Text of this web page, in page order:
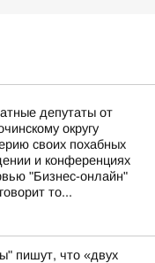
депутаты от
округу
своих похабных
и конференциях
"Бизнес-онлайн"
то...
пишут, что «двух